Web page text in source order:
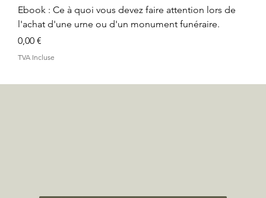
Ebook : Ce à quoi vous devez faire attention lors de
l'achat d'une urne ou d'un monument funéraire.
Prix
0,00 €
TVA Incluse